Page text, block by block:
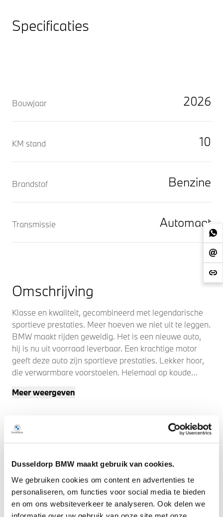
Dusseldorp BMW maakt gebruik van cookies.
We gebruiken cookies om content en advertenties te
personaliseren, om functies voor social media te bieden
en om ons websiteverkeer te analyseren. Ook delen we
Specificaties
2026
Bouwjaar
10
KM stand
Benzine
Brandstof
Automaat
Transmissie
Omschrijving
Klasse en kwaliteit, gecombineerd met legendarische
sportieve prestaties. Meer hoeven we niet uit te leggen.
BMW maakt rijden geweldig. Het is een nieuwe auto,
hij is nu uit voorraad leverbaar. Een krachtige motor
geeft deze auto zijn sportieve prestaties. Lekker hoor,
die verwarmbare voorstoelen. Helemaal op koude
X4 een super strakke en sportieve uitstraling. De
het uitzicht naar buiten door het riante glazen
panoramadak. Deze BMW X4 heeft een verwarmd
verlichting is bijzonder vooruitstrevend, voorzien van
laserlight koplampen. Tot de voorzieningen van deze
auto behoren LED koplampen, BMW M-sportpakket,
warmtewerend glas, in delen neerklapbare achterbank,
Meer weergeven